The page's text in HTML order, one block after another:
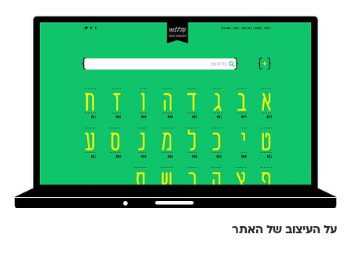
על העיצוב של האתר